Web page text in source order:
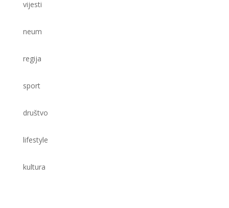
vijesti
neum
regija
sport
društvo
lifestyle
kultura